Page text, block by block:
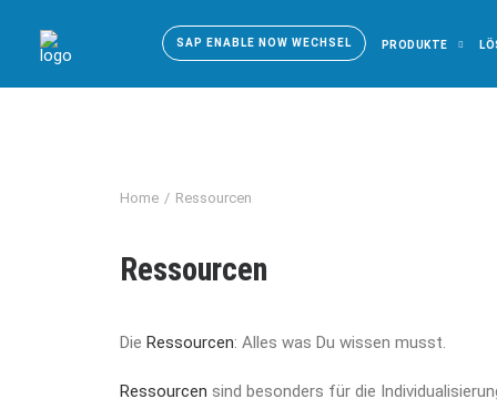
SAP ENABLE NOW WECHSEL PRODUKTE
Home Ressourcen
Ressourcen
Die Ressourcen: Alles was Du wissen musst.
Ressourcen sind besonders für die